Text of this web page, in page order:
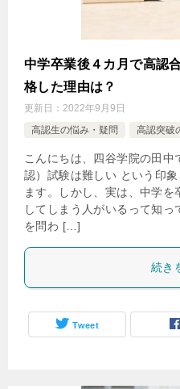
中学卒業後４カ月で高認
格した理由は？
更新日： 2022年9月9日
高認生の悩み・疑問
高認突破
こんにちは、四谷学院の田
認）試験は難しい という印
ます。しかし、実は、中学
してしまう人がいるって知
を問わ […]
続き
Tweet